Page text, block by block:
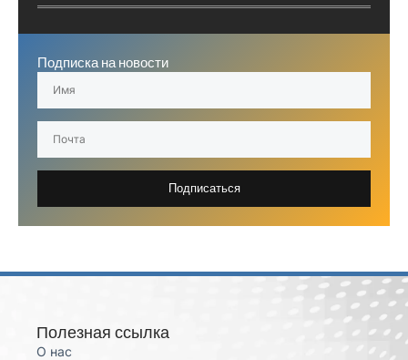
Подписка на новости
Подписаться
Полезная ссылка
О нас